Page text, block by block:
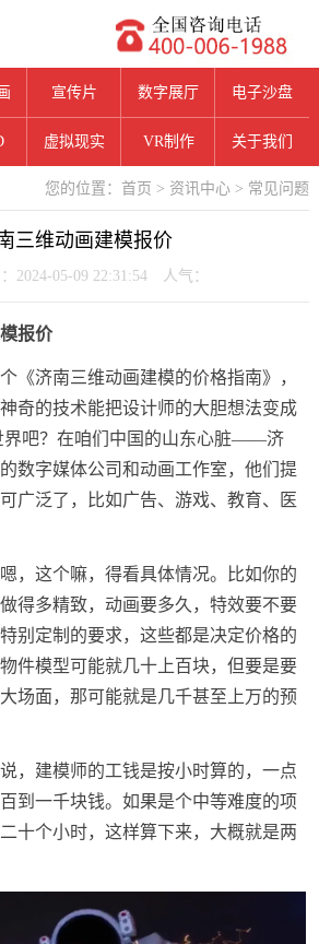
宣传片 数字展厅 电子沙盘
虚拟现实 VR制作 关于我们
您的位置： 首页 > 资讯中心 > 常见问题
三维动画建模报价
2024-05-09 22:31:54 人气：
报价
《济南三维动画建模的价格指南》，
奇的技术能把设计师的大胆想法变成
界吧？在咱们中国的山东心脏——济
数字媒体公司和动画工作室，他们提
广泛了，比如广告、游戏、教育、医
，这个嘛，得看具体情况。比如你的
得多精致，动画要多久，特效要不要
别定制的要求，这些都是决定价格的
件模型可能就几十上百块，但要是要
场面，那可能就是几千甚至上万的预
，建模师的工钱是按小时算的，一点
到一千块钱。如果是个中等难度的项
十个小时，这样算下来，大概就是两